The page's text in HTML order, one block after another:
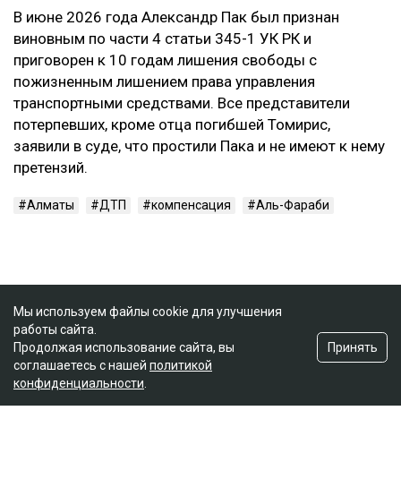
В июне 2026 года Александр Пак был признан
виновным по части 4 статьи 345-1 УК РК и
приговорен к 10 годам лишения свободы с
пожизненным лишением права управления
транспортными средствами. Все представители
потерпевших, кроме отца погибшей Томирис,
заявили в суде, что простили Пака и не имеют к нему
претензий.
Алматы ДТП компенсация Аль-Фараби
Мы используем файлы cookie для улучшения
работы сайта.
Продолжая использование сайта, вы
соглашаетесь с нашей политикой
конфиденциальности
Принять